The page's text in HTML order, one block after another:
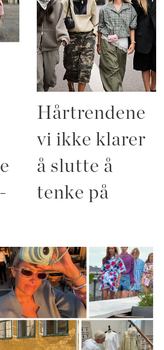
Hårtrendene
vi ikke klarer
å slutte å
tenke på